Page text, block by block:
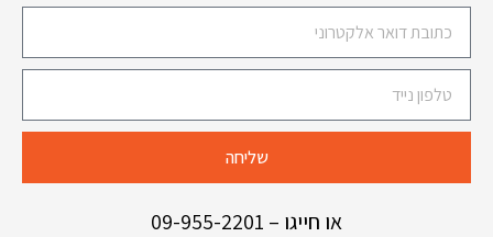
שליחה
או חייגו – 09-955-2201